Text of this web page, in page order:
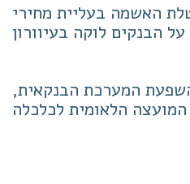
האשמה בעליית מחירי
הבנקים לוקה בעיוורון
המערכת הבנקאית,
הלאומית לכלכלה